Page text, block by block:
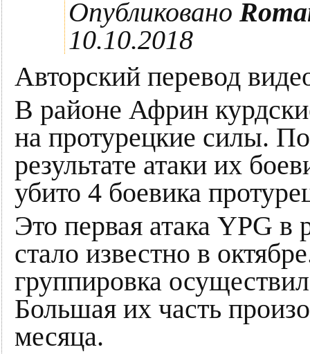
Опубликовано
10.10.2018
Авторский перевод
В районе Африн
на протурецкие силы.
результате атаки их
убито 4 боевика
Это первая атака YPG
стало известно в
группировка
Большая их часть
месяца.